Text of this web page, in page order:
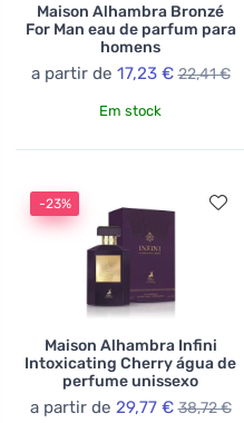
Maison Alhambra Bronzé
For Man eau de parfum para
homens
a partir de 17,23 € 22,41 €
Em stock
-23%
Maison Alhambra Infini
Intoxicating Cherry água de
perfume unissexo
a partir de 29,77 € 38,72 €